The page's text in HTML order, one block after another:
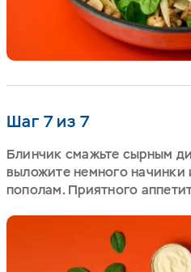
Шаг 7 из 7
Блинчик смажьте сырным
выложите немного начинки
пополам. Приятного